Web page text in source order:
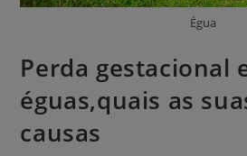
Égua
Perda gestacional
éguas,quais as
causas